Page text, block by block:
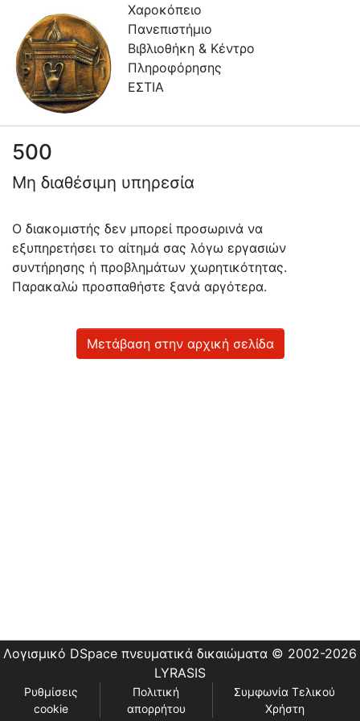
Χαροκόπειο
Πανεπιστήμιο
Βιβλιοθήκη & Κέντρο
Πληροφόρησης
ΕΣΤΙΑ
Πληροφορίες
Επικοινωνία
Υπηρεσίες
Αυτοαπόθεσης
Ανοιχτά
Δεδομένα
500
Μη διαθέσιμη υπηρεσία
Ο διακομιστής δεν μπορεί προσωρινά να
εξυπηρετήσει το αίτημά σας λόγω εργασιών
συντήρησης ή προβλημάτων χωρητικότητας.
Παρακαλώ προσπαθήστε ξανά αργότερα.
Μετάβαση στην αρχική σελίδα
Λογισμικό DSpace πνευματικά δικαιώματα © 2002-2026
LYRASIS
Ρυθμίσεις
cookie
Πολιτική
απορρήτου
Συμφωνία Τελικού
Χρήστη